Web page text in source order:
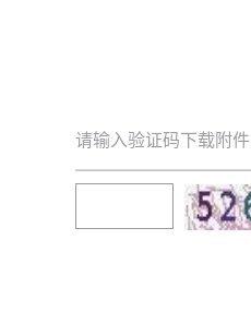
请输入验证码下载附件